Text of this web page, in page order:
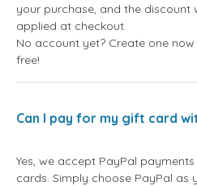
your purchase, and the discount
applied at checkout.
No account yet? Create one
free!
Can I pay for my gift card
Yes, we accept PayPal
cards. Simply choose PayPal